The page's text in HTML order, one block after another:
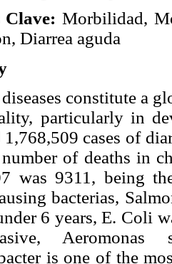
Clave: Morbilidad,
Diarrea aguda
constitute a
particularly in
1,768,509 cases of
of deaths in
was 9311, being
bacterias,
6 years, E. Coli
is one of the